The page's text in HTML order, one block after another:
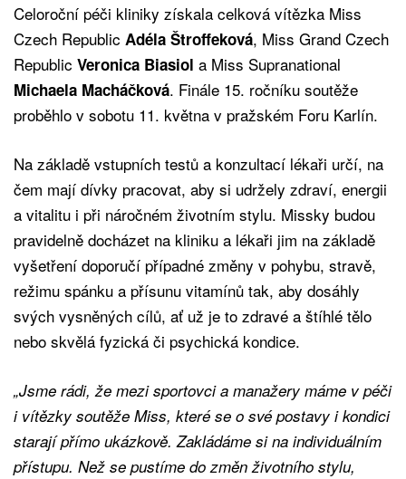
Celoroční péči kliniky získala celková vítězka Miss
Czech Republic Adéla Štroffeková, Miss Grand Czech
Republic Veronica Biasiol a Miss Supranational
Michaela Macháčková. Finále 15. ročníku soutěže
proběhlo v sobotu 11. května v pražském Foru Karlín.
Na základě vstupních testů a konzultací lékaři určí, na
čem mají dívky pracovat, aby si udržely zdraví, energii
a vitalitu i při náročném životním stylu. Missky budou
pravidelně docházet na kliniku a lékaři jim na základě
vyšetření doporučí případné změny v pohybu, stravě,
režimu spánku a přísunu vitamínů tak, aby dosáhly
svých vysněných cílů, ať už je to zdravé a štíhlé tělo
nebo skvělá fyzická či psychická kondice.
„Jsme rádi, že mezi sportovci a manažery máme v péči
i vítězky soutěže Miss, které se o své postavy i kondici
starají přímo ukázkově. Zakládáme si na individuálním
přístupu. Než se pustíme do změn životního stylu,